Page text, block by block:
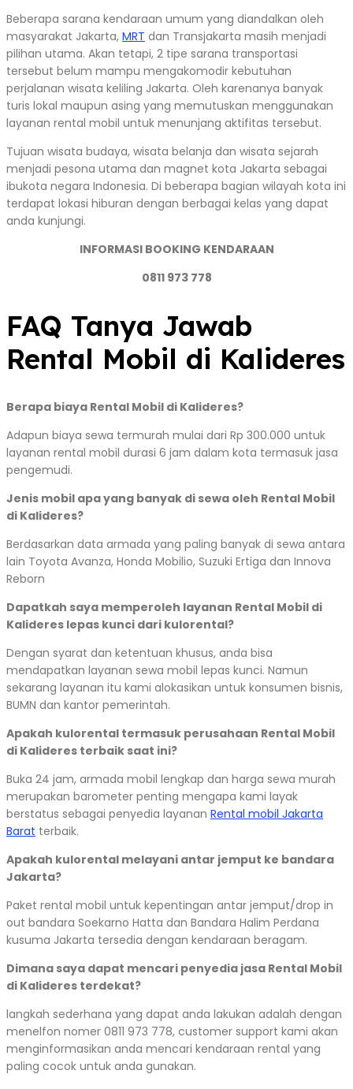
Beberapa sarana kendaraan umum yang diandalkan oleh
masyarakat Jakarta, MRT dan Transjakarta masih menjadi
pilihan utama. Akan tetapi, 2 tipe sarana transportasi
tersebut belum mampu mengakomodir kebutuhan
perjalanan wisata keliling Jakarta. Oleh karenanya banyak
turis lokal maupun asing yang memutuskan menggunakan
layanan rental mobil untuk menunjang aktifitas tersebut.
Tujuan wisata budaya, wisata belanja dan wisata sejarah
menjadi pesona utama dan magnet kota Jakarta sebagai
ibukota negara Indonesia. Di beberapa bagian wilayah kota ini
terdapat lokasi hiburan dengan berbagai kelas yang dapat
anda kunjungi.
INFORMASI BOOKING KENDARAAN
0811 973 778
FAQ Tanya Jawab
Rental Mobil di Kalideres
Berapa biaya Rental Mobil di Kalideres?
Adapun biaya sewa termurah mulai dari Rp 300.000 untuk
layanan rental mobil durasi 6 jam dalam kota termasuk jasa
pengemudi.
Jenis mobil apa yang banyak di sewa oleh Rental Mobil
di Kalideres?
Berdasarkan data armada yang paling banyak di sewa antara
lain Toyota Avanza, Honda Mobilio, Suzuki Ertiga dan Innova
Reborn
Dapatkah saya memperoleh layanan Rental Mobil di
Kalideres lepas kunci dari kulorental?
Dengan syarat dan ketentuan khusus, anda bisa
mendapatkan layanan sewa mobil lepas kunci. Namun
sekarang layanan itu kami alokasikan untuk konsumen bisnis,
BUMN dan kantor pemerintah.
Apakah kulorental termasuk perusahaan Rental Mobil
di Kalideres terbaik saat ini?
Buka 24 jam, armada mobil lengkap dan harga sewa murah
merupakan barometer penting mengapa kami layak
berstatus sebagai penyedia layanan Rental mobil Jakarta
Barat terbaik.
Apakah kulorental melayani antar jemput ke bandara
Jakarta?
Paket rental mobil untuk kepentingan antar jemput/drop in
out bandara Soekarno Hatta dan Bandara Halim Perdana
kusuma Jakarta tersedia dengan kendaraan beragam.
Dimana saya dapat mencari penyedia jasa Rental Mobil
di Kalideres terdekat?
langkah sederhana yang dapat anda lakukan adalah dengan
menelfon nomer 0811 973 778, customer support kami akan
menginformasikan anda mencari kendaraan rental yang
paling cocok untuk anda gunakan.